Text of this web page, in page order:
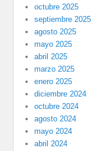
octubre 2025
septiembre 2025
agosto 2025
mayo 2025
abril 2025
marzo 2025
enero 2025
diciembre 2024
octubre 2024
agosto 2024
mayo 2024
abril 2024